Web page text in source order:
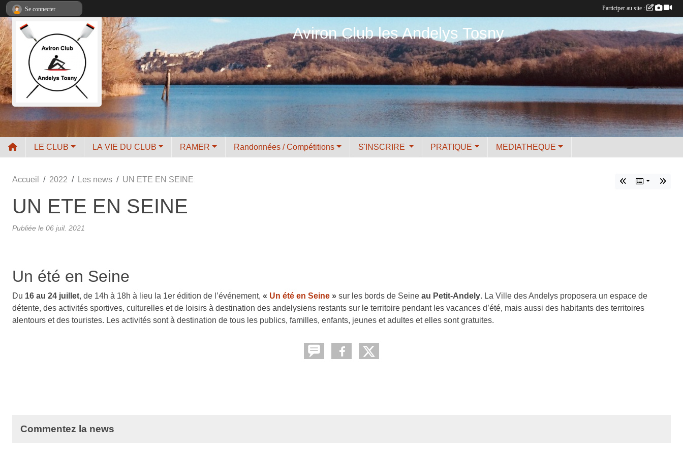
Aviron Club les Andelys Tosny
LE CLUB LA VIE DU CLUB RAMER Randonnées / Compétitions S'INSCRIRE PRATIQUE MEDIATHEQUE
Accueil 2022 Les news UN ETE EN SEINE
UN ETE EN SEINE
Publiée le 06 juil. 2021
Un été en Seine
Du 16 au 24 juillet, de 14h à 18h à lieu la 1er édition de l’événement, « Un été en Seine » sur les bords de Seine au Petit-Andely. La Ville des Andelys proposera un espace de
détente, des activités sportives, culturelles et de loisirs à destination des andelysiens restants sur le territoire pendant les vacances d’été, mais aussi des habitants des territoires
alentours et des touristes. Les activités sont à destination de tous les publics, familles, enfants, jeunes et adultes et elles sont gratuites.
Commentez la news
Se connecter Participer au site :
Panneau de gestion des cookies